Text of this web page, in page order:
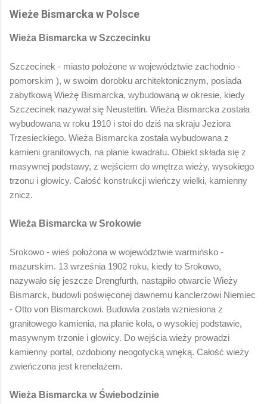
Wieże Bismarcka w Polsce
Wieża Bismarcka w Szczecinku
Szczecinek - miasto położone w województwie zachodnio -
pomorskim ), w swoim dorobku architektonicznym, posiada
zabytkową Wieżę Bismarcka, wybudowaną w okresie, kiedy
Szczecinek nazywał się Neustettin. Wieża Bismarcka została
wybudowana w roku 1910 i stoi do dziś na skraju Jeziora
Trzesieckiego. Wieża Bismarcka została wybudowana z
kamieni granitowych, na planie kwadratu. Obiekt składa się z
masywnej podstawy, z wejściem do wnętrza wieży, wysokiego
trzonu i głowicy. Całość konstrukcji wieńczy wielki, kamienny
znicz.
Wieża Bismarcka w Srokowie
Srokowo - wieś położona w województwie warmińsko -
mazurskim. 13 września 1902 roku, kiedy to Srokowo,
nazywało się jeszcze Drengfurth, nastąpiło otwarcie Wieży
Bismarck, budowli poświęconej dawnemu kanclerzowi Niemiec
- Otto von Bismarckowi. Budowla została wzniesiona z
granitowego kamienia, na planie koła, o wysokiej podstawie,
masywnym trzonie i głowicy. Do wejścia wieży prowadzi
kamienny portal, ozdobiony neogotycką wnęką. Całość wieży
zwieńczona jest krenelażem.
Wieża Bismarcka w Świebodzinie